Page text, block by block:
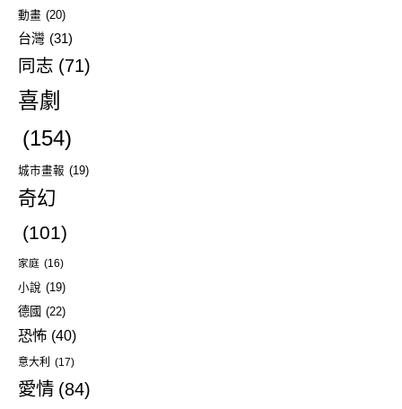
動畫 (20)
台灣 (31)
同志 (71)
喜劇
(154)
城市畫報 (19)
奇幻
(101)
家庭 (16)
小說 (19)
德國 (22)
恐怖 (40)
意大利 (17)
愛情 (84)